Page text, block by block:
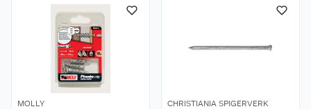
MOLLY CHRISTIANIA SPIGERVERK